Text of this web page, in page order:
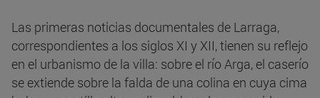
Las primeras noticias documentales de Larraga,
correspondientes a los siglos XI y XII, tienen su reflejo
en el urbanismo de la villa: sobre el río Arga, el caserío
se extiende sobre la falda de una colina en cuya cima